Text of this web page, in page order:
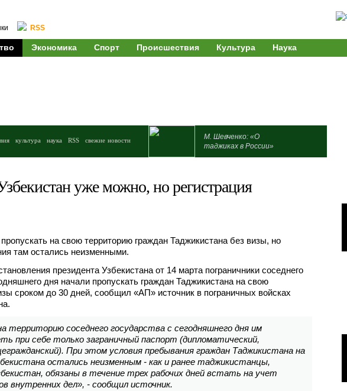
RSS
Экономика Спорт Происшествия Культура Наука
культура наука RSS свежие новости
М. Шевченко: «О
таджиках в России»
уже можно, но регистрация
на свою территорию граждан Таджикистана без визы, но
там остались неизменными.
президента Узбекистана от 14 марта пограничники соседнего
дня начали пропускать граждан Таджикистана на свою
сроком до 30 дней, сообщил «АП» источник в пограничных войсках
территорию соседнего государства с сегодняшнего дня им
при себе только заграничный паспорт (дипломатический,
При этом условия пребывания граждан Таджикистана на
остались неизменным - как и ранее таджикистанцы,
обязаны в течение трех рабочих дней встать на учет
внутренних дел», - сообщил источник.